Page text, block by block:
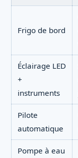
Frigo de bord
Éclairage LED
+
instruments
Pilote
automatique
Pompe à eau